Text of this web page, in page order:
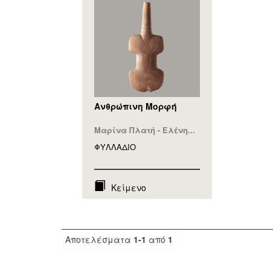
Ανθρώπινη Μορφή
Μαρίνα Πλατή - Ελένη...
ΦΥΛΛAΔΙΟ
Κείμενο
Αποτελέσματα 1-1 από 1